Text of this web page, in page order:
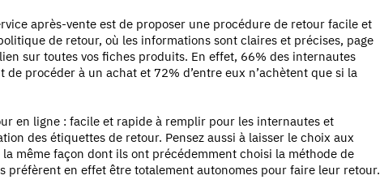
après-vente est de proposer une procédure de retour facile et
de retour, où les informations sont claires et précises, page
sur toutes vos fiches produits. En effet, 66% des internautes
procéder à un achat et 72% d’entre eux n’achètent que si la
en ligne : facile et rapide à remplir pour les internautes et
des étiquettes de retour. Pensez aussi à laisser le choix aux
même façon dont ils ont précédemment choisi la méthode de
préfèrent en effet être totalement autonomes pour faire leur retour.